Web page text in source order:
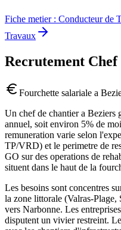
Fiche metier : Conducteur de
Travaux
Recrutement
Fourchette salariale a
Un chef de chantier a
annuel, soit environ 5% de
remuneration varie selon
TP/VRD) et le perimetre de
GO sur des operations de
situent dans le haut de la
Les besoins sont concentres
la zone littorale (Valras-
vers Narbonne. Les
disputent un vivier restreint.